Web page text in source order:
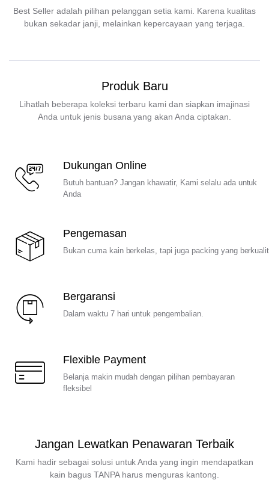
Best Seller adalah pilihan pelanggan setia kami. Karena kualitas
bukan sekadar janji, melainkan kepercayaan yang terjaga.
Produk Baru
Lihatlah beberapa koleksi terbaru kami dan siapkan imajinasi
Anda untuk jenis busana yang akan Anda ciptakan.
Dukungan Online
Butuh bantuan? Jangan khawatir, Kami selalu ada untuk
Anda
Pengemasan
Bukan cuma kain berkelas, tapi juga packing yang
Bergaransi
Dalam waktu 7 hari untuk pengembalian.
Flexible Payment
Belanja makin mudah dengan pilihan pembayaran
fleksibel
Jangan Lewatkan Penawaran Terbaik
Kami hadir sebagai solusi untuk Anda yang ingin mendapatkan
kain bagus TANPA harus menguras kantong.